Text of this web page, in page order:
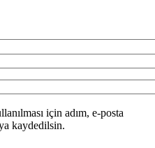
için adım, e-posta
kaydedilsin.